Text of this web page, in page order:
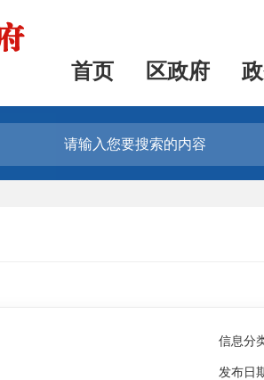
首页 区政府
信息分
发布日